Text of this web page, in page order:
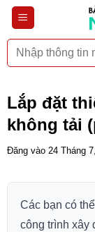
Bỏ
qua
nộiTìm
kiếm:
Lắp đặt
không tải
Đăng vào 24 Tháng
Các bạn có
công trình xây